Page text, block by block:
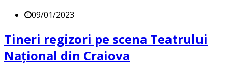
09/01/2023
Tineri regizori pe scena Teatrului
Național din Craiova